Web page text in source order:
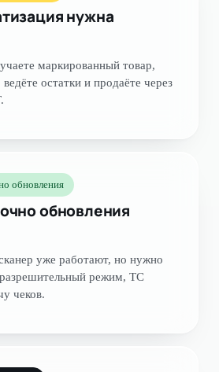
нужна
маркированный товар,
остатки и продаёте через
обновления
обновления
уже работают, но нужно
разрешительный режим, ТС
чеков.